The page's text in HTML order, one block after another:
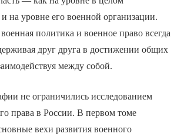
и на уровне его военной организации.
политика и военное право всегда
друг друга в достижении общих
между собой.
не ограничились исследованием
права в России. В первом томе
вехи развития военного